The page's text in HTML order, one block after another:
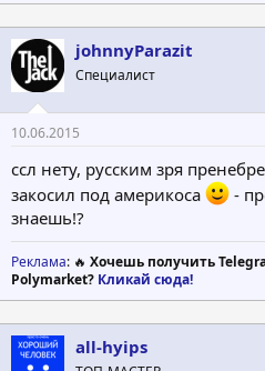
johnnyParazit
Специалист
10.06.2015
ссл нету, русским зря
закосил под америкоса
-
знаешь!?
Реклама: 🔥 Хочешь получить
Polymarket? Кликай сюда!
all-hyips